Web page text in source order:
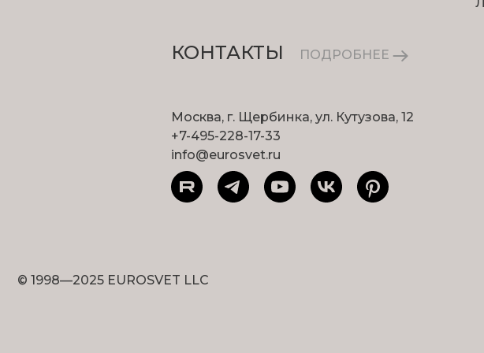
КОНТАКТЫ ПОДРОБНЕЕ
Москва, г. Щербинка, ул. Кутузова, 12
+7-495-228-17-33
info@eurosvet.ru
© 1998—2025 EUROSVET LLC